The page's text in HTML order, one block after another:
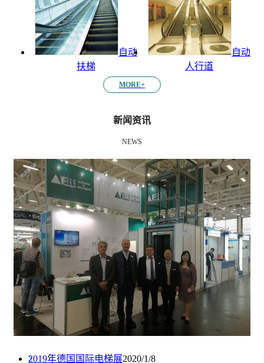
自动
扶梯
自动
人行道
MORE+
新闻资讯
NEWS
2019年德国国际电梯展2020/1/8